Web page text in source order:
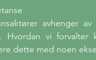
avhenger
vi forvalter
dette med noen